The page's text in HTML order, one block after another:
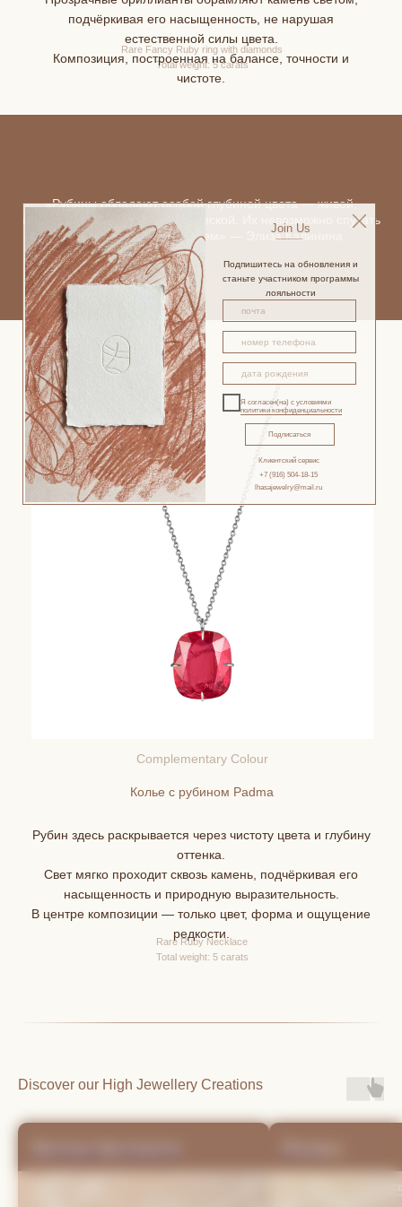
+7 (916) 504-18-15
lhasajewelry@mail.ru
Клиентский сервис
Join Us
Я согласен(на) с условиями
политики конфиденциальности
Подписаться
Подпишитесь на обновления и
станьте участником программы
лояльности
Rare Fancy Ruby ring with diamonds
Total weight: 5 carats
подчёркивая его насыщенность, не нарушая
естественной силы цвета.
Композиция, построенная на балансе, точности и
чистоте.
«Рубины обладают особой глубиной цвета — живой,
насыщенной и почти гипнотической. Их невозможно спутать
ни с одним другим камнем» — Элиза Калинина
Rare Ruby Necklace
Total weight: 5 carats
Complementary Colour
Колье с рубином Padma
Рубин здесь раскрывается через чистоту цвета и глубину
оттенка.
Свет мягко проходит сквозь камень, подчёркивая его
насыщенность и природную выразительность.
В центре композиции — только цвет, форма и ощущение
редкости.
Discover our High Jewellery Creations